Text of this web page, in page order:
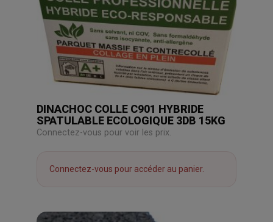
DINACHOC COLLE C901 HYBRIDE
SPATULABLE ECOLOGIQUE 3DB 15KG
Connectez-vous pour voir les prix.
Connectez-vous pour accéder au panier.